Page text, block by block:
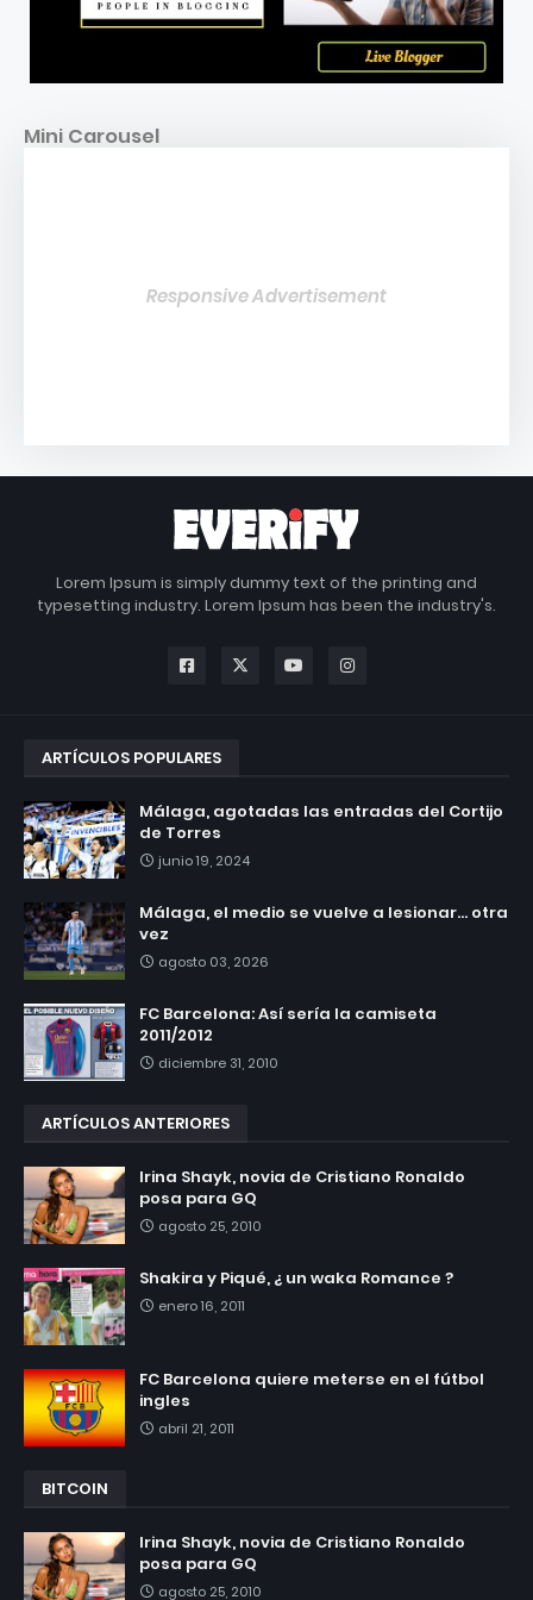
Mini Carousel
Responsive Advertisement
Lorem Ipsum is simply dummy text of the printing and
typesetting industry. Lorem Ipsum has been the industry's.
ARTÍCULOS POPULARES
Málaga, agotadas las entradas del Cortijo
de Torres
junio 19, 2024
Málaga, el medio se vuelve a lesionar... otra
vez
agosto 03, 2026
FC Barcelona: Así sería la camiseta
2011/2012
diciembre 31, 2010
ARTÍCULOS ANTERIORES
Irina Shayk, novia de Cristiano Ronaldo
posa para GQ
agosto 25, 2010
Shakira y Piqué, ¿ un waka Romance ?
enero 16, 2011
FC Barcelona quiere meterse en el fútbol
ingles
abril 21, 2011
BITCOIN
Irina Shayk, novia de Cristiano Ronaldo
posa para GQ
agosto 25, 2010